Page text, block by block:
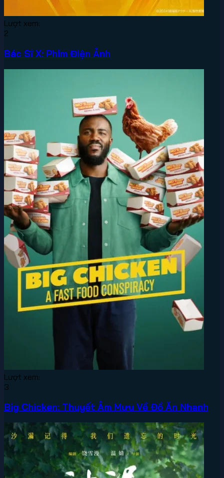
Lượt xem:
2
Bác Sĩ X: Phim Điện Ảnh
Lượt xem:
3
Big Chicken: Thuyết Âm Mưu Về Đồ Ăn Nhanh